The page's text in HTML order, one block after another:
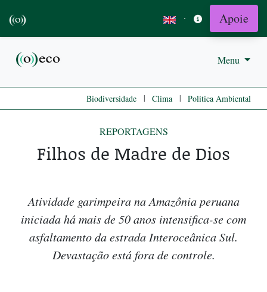
· Apoie
Menu
Biodiversidade | Clima | Politica Ambiental
REPORTAGENS
Filhos de Madre de Dios
Atividade garimpeira na Amazônia peruana
iniciada há mais de 50 anos intensifica-se com
asfaltamento da estrada Interoceânica Sul.
Devastação está fora de controle.